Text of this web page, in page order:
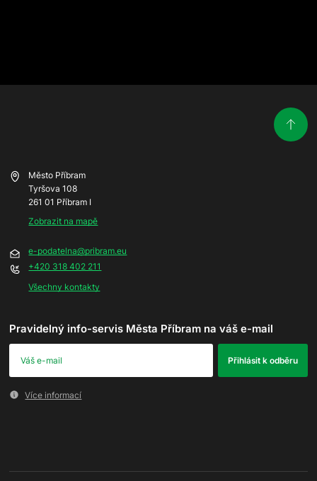
Město Příbram
Tyršova 108
261 01 Příbram I
Zobrazit na mapě
e-podatelna@pribram.eu
+420 318 402 211
Všechny kontakty
Pravidelný info-servis Města Příbram na váš e-mail
Více informací